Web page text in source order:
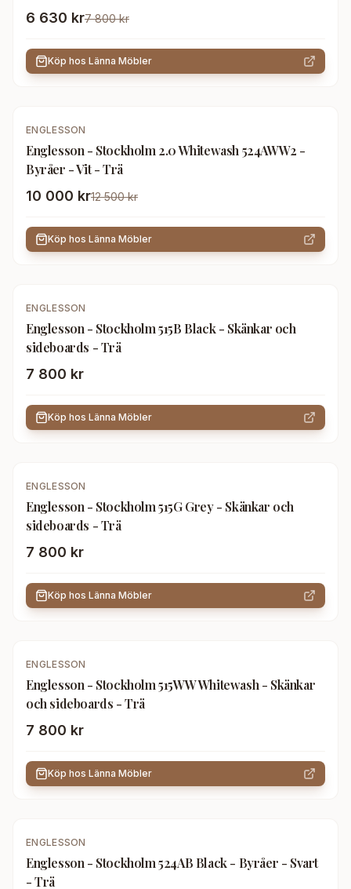
6 630 kr7 800 kr
Köp hos Länna Möbler
- 20 %
ENGLESSON
Englesson - Stockholm 2.0 Whitewash 524AWW2 -
Byråer - Vit - Trä
10 000 kr12 500 kr
Köp hos Länna Möbler
ENGLESSON
Englesson - Stockholm 515B Black - Skänkar och
sideboards - Trä
7 800 kr
Köp hos Länna Möbler
ENGLESSON
Englesson - Stockholm 515G Grey - Skänkar och
sideboards - Trä
7 800 kr
Köp hos Länna Möbler
ENGLESSON
Englesson - Stockholm 515WW Whitewash - Skänkar
och sideboards - Trä
7 800 kr
Köp hos Länna Möbler
- 20 %
ENGLESSON
Englesson - Stockholm 524AB Black - Byråer - Svart
- Trä